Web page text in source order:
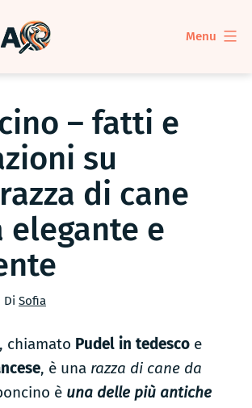
Menu
– fatti e
su
di cane
elegante e
Di Sofia
chiamato Pudel in tedesco e
, è una razza di cane da
è una delle più antiche